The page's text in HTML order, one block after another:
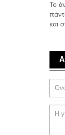
Το
και